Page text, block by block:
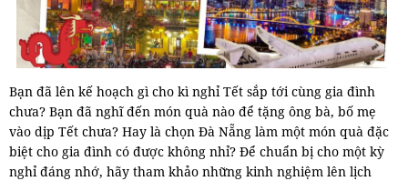
Bạn đã lên kế hoạch gì cho kì nghỉ Tết sắp tới cùng gia đình
chưa? Bạn đã nghĩ đến món quà nào để tặng ông bà, bố mẹ
vào dịp Tết chưa? Hay là chọn Đà Nẵng làm một món quà đặc
biệt cho gia đình có được không nhỉ? Để chuẩn bị cho một kỳ
nghỉ đáng nhớ, hãy tham khảo những kinh nghiệm lên lịch